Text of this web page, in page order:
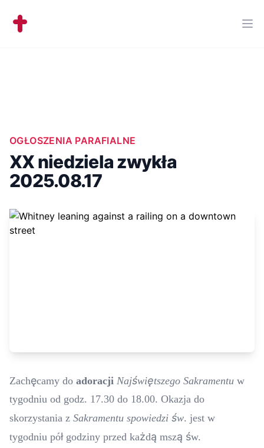
Workflow
OGŁOSZENIA PARAFIALNE
XX niedziela zwykła
2025.08.17
Zachęcamy do adoracji Najświętszego Sakramentu w
tygodniu od godz. 17.30 do 18.00. Okazja do
skorzystania z Sakramentu spowiedzi św. jest w
tygodniu półgodziny przed każdą mszą św.